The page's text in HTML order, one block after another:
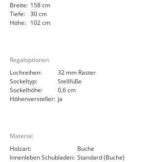
Breite: 158 cm
Tiefe:
30 cm
Höhe: 102 cm
Regaloptionen
Lochreihen:
32 mm Raster
Sockeltyp:
Stellfüße
Sockelhöhe:
0,6 cm
Höhenversteller: ja
Material
Holzart:
Buche
Innenleben Schubladen: Standard (Buche)